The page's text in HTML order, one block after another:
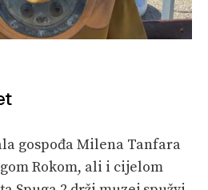
gospođa Milena Tanfara
Rokom, ali i cijelom